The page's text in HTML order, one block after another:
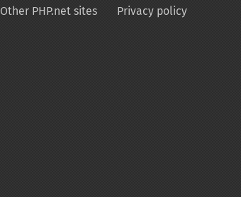
Other PHP.net sites Privacy policy